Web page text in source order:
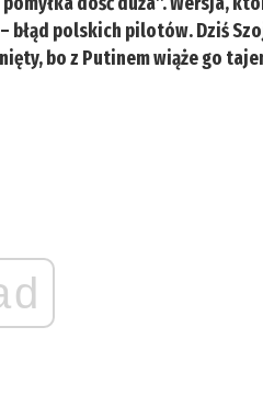
błąd polskich pilotów. Dziś
bo z Putinem wiąże go